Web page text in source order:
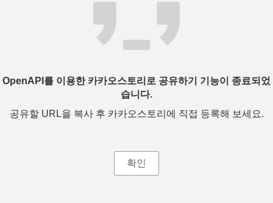
OpenAPI를 이용한 카카오스토리로 공유하기 기능이 종료되었
습니다.
공유할 URL을 복사 후 카카오스토리에 직접 등록해 보세요.
확인